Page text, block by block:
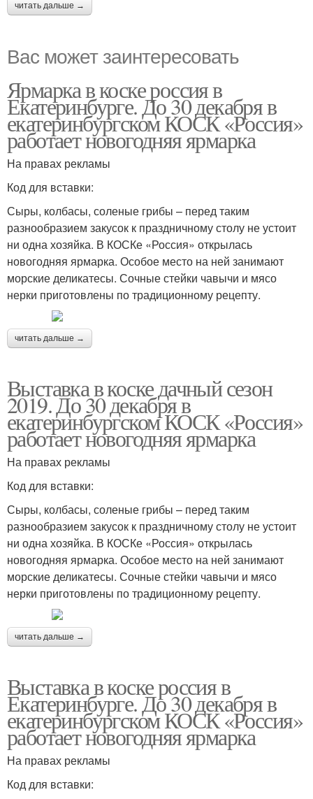
читать дальше →
Вас может заинтересовать
Ярмарка в коске россия в
Екатеринбурге. До 30 декабря в
екатеринбургском КОСК «Россия»
работает новогодняя ярмарка
На правах рекламы
Код для вставки:
Сыры, колбасы, соленые грибы – перед таким
разнообразием закусок к праздничному столу не устоит
ни одна хозяйка. В КОСКе «Россия» открылась
новогодняя ярмарка. Особое место на ней занимают
морские деликатесы. Сочные стейки чавычи и мясо
нерки приготовлены по традиционному рецепту.
читать дальше →
Выставка в коске дачный сезон
2019. До 30 декабря в
екатеринбургском КОСК «Россия»
работает новогодняя ярмарка
На правах рекламы
Код для вставки:
Сыры, колбасы, соленые грибы – перед таким
разнообразием закусок к праздничному столу не устоит
ни одна хозяйка. В КОСКе «Россия» открылась
новогодняя ярмарка. Особое место на ней занимают
морские деликатесы. Сочные стейки чавычи и мясо
нерки приготовлены по традиционному рецепту.
читать дальше →
Выставка в коске россия в
Екатеринбурге. До 30 декабря в
екатеринбургском КОСК «Россия»
работает новогодняя ярмарка
На правах рекламы
Код для вставки: